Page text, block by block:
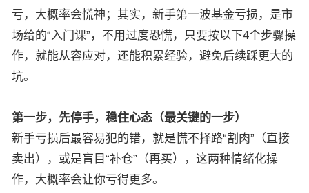
亏，大概率会慌神；其实，新手第一波基金亏损，是市
场给的“入门课”，不用过度恐慌，只要按以下4个步骤操
作，就能从容应对，还能积累经验，避免后续踩更大的
坑。
第一步，先停手，稳住心态（最关键的一步）
新手亏损后最容易犯的错，就是慌不择路“割肉”（直接
卖出），或是盲目“补仓”（再买），这两种情绪化操
作，大概率会让你亏得更多。